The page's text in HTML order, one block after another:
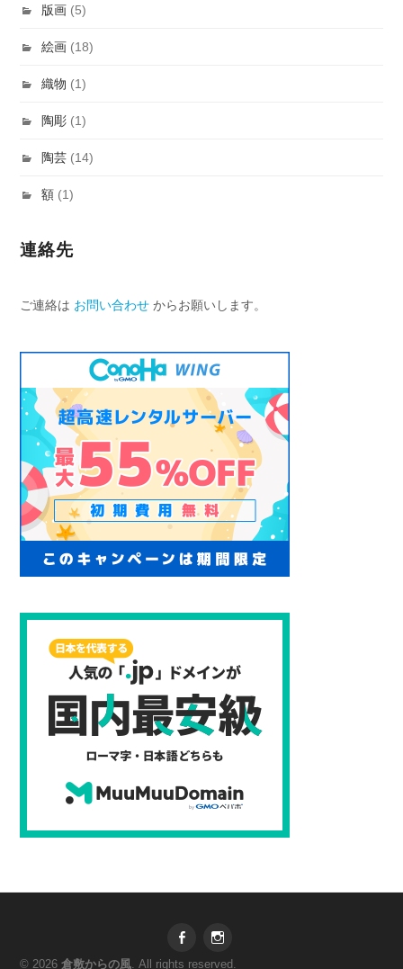
版画 (5)
絵画 (18)
織物 (1)
陶彫 (1)
陶芸 (14)
額 (1)
連絡先
ご連絡は お問い合わせ からお願いします。
FacebookInstagram
© 2026倉敷からの風 . All rights reserved.